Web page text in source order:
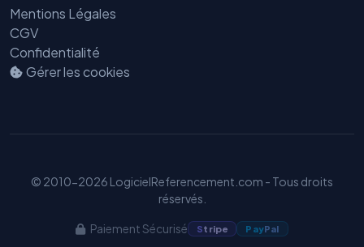
Mentions Légales
CGV
Confidentialité
Gérer les cookies
© 2010-2026 LogicielReferencement.com - Tous droits
réservés.
Paiement Sécurisé Stripe PayPal
Benjamin — Agent IA SEO &